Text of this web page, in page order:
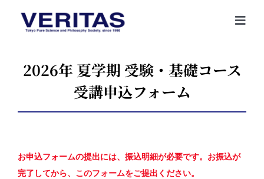
お知らせ
2026年 夏学期 受験・基礎コース
受講申込フォーム
お申込フォームの提出には、振込明細が必要です。お振込が
完了してから、このフォームをご提出ください。